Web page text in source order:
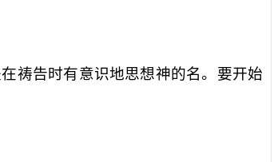
祷告时有意识地思想神的名。要开始